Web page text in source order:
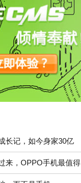
长记，如今身家30亿
来，OPPO手机最值得